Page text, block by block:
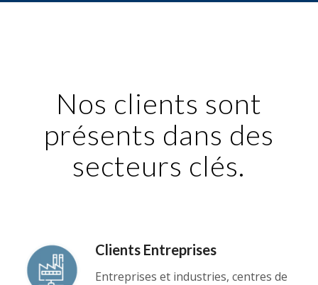
Nos clients sont
présents dans des
secteurs clés.
Clients Entreprises
Entreprises et industries, centres de